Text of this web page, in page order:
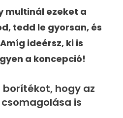
multinál ezeket a
tedd le gyorsan, és
ideérsz, ki is
a koncepció!
hogy az
is